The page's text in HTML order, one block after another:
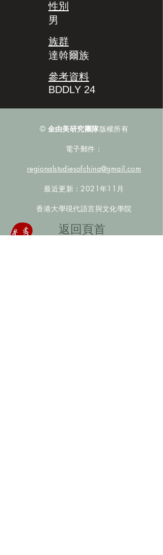
性別
男
族群
達斡爾族
參考資料
BDDLY 24
© 金由美研究團隊版權所有
電子郵件：
regionalstudiesofchina@gmail.com
最近更新：2021年11月
香港大學現代語言與文化學院
​返回頁首